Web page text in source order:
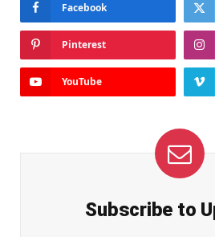
Facebook
Pinterest
YouTube
Subscribe to